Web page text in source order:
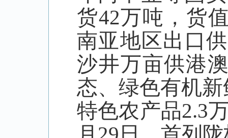
货42万吨，货
南亚地区出口
沙井万亩供港
态、绿色有机
特色农产品2.3